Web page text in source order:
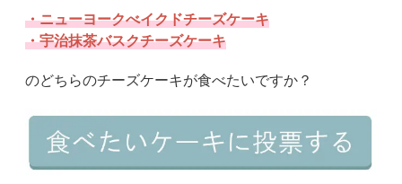
・ニューヨークべイクドチーズケーキ
・宇治抹茶バスクチーズケーキ
のどちらのチーズケーキが食べたいですか？